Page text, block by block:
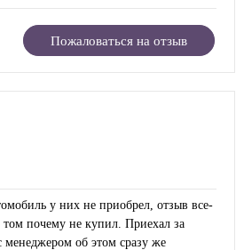
Пожаловаться на отзыв
у них не приобрел, отзыв все-
том почему не купил. Приехал за
менеджером об этом сразу же